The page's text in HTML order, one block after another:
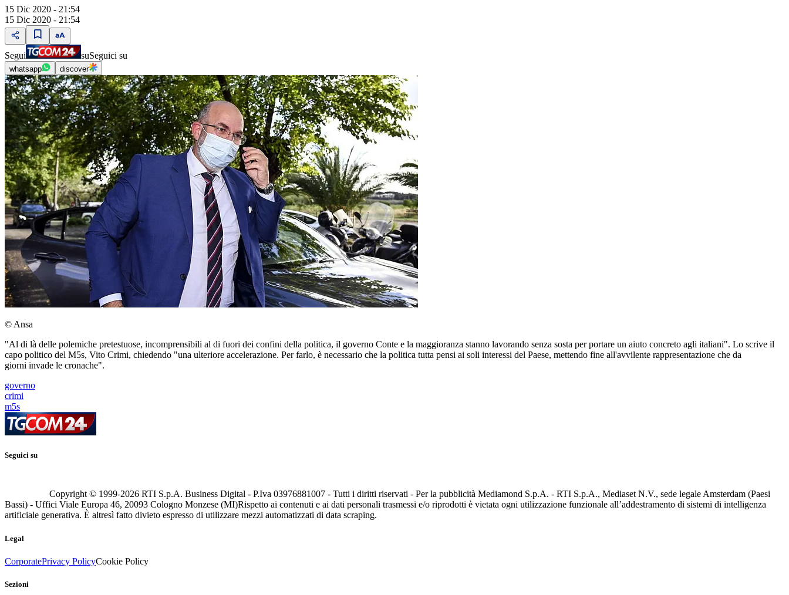
15 Dic 2020 - 21:54
15 Dic 2020 - 21:54
Segui suSeguici su
whatsapp discover
© Ansa
"Al di là delle polemiche pretestuose, incomprensibili al di fuori dei confini della politica, il governo Conte e la maggioranza stanno lavorando senza sosta per portare un aiuto concreto agli italiani". Lo scrive il
capo politico del M5s, Vito Crimi, chiedendo "una ulteriore accelerazione. Per farlo, è necessario che la politica tutta pensi ai soli interessi del Paese, mettendo fine all'avvilente rappresentazione che da
giorni invade le cronache".
governo
crimi
m5s
Seguici su
Copyright © 1999-2026 RTI S.p.A. Business Digital - P.Iva 03976881007 - Tutti i diritti riservati - Per la pubblicità Mediamond S.p.A. - RTI S.p.A., Mediaset N.V., sede legale Amsterdam (Paesi
Bassi) - Uffici Viale Europa 46, 20093 Cologno Monzese (MI)Rispetto ai contenuti e ai dati personali trasmessi e/o riprodotti è vietata ogni utilizzazione funzionale all’addestramento di sistemi di intelligenza
artificiale generativa. È altresì fatto divieto espresso di utilizzare mezzi automatizzati di data scraping.
Legal
CorporatePrivacy PolicyCookie Policy
Sezioni